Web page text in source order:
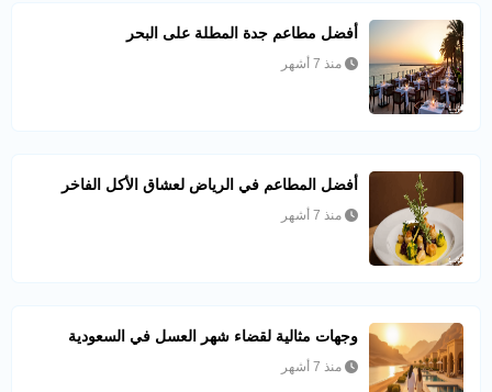
أفضل مطاعم جدة المطلة على البحر
منذ 7 أشهر
أفضل المطاعم في الرياض لعشاق الأكل الفاخر
منذ 7 أشهر
وجهات مثالية لقضاء شهر العسل في السعودية
منذ 7 أشهر